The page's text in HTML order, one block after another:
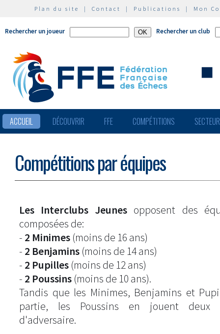
Plan du site | Contact | Publications | Mon
Rechercher un joueur Rechercher un club
ACCUEIL DÉCOUVRIR FFE COMPÉTITIONS
Compétitions par équipes
Les Interclubs Jeunes opposent des
composées de:
- 2 Minimes (moins de 16 ans)
- 2 Benjamins (moins de 14 ans)
- 2 Pupilles (moins de 12 ans)
- 2 Poussins (moins de 10 ans).
Tandis que les Minimes, Benjamins et
partie, les Poussins en jouent deux
d'adversaire.